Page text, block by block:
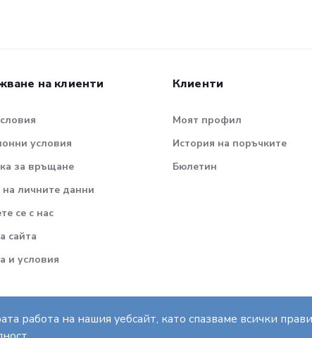
работа на нашия уебсайт, като спазваме всички
на клиенти
условия
за връщане
личните данни
се с нас
сайта
и условия
Клиенти
Моят профил
История на поръчките
Бюлетин